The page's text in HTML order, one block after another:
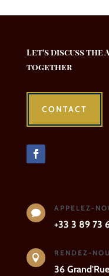
Let's discuss
together
CONTACT

APPELEZ-
+33 3 89 73

RENDEZ-
36 Grand'Rue